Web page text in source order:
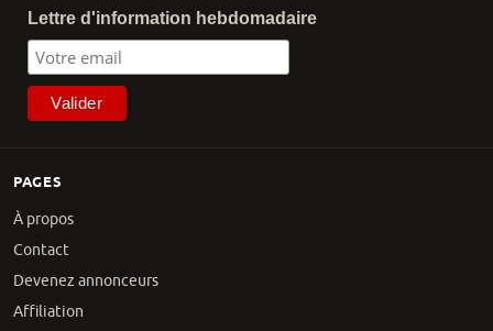
PAGES
À propos
Contact
Devenez annonceurs
Affiliation
Lettre d'information hebdomadaire